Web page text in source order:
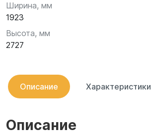
Ширина, мм
1923
Высота, мм
2727
Описание Характеристики
Описание